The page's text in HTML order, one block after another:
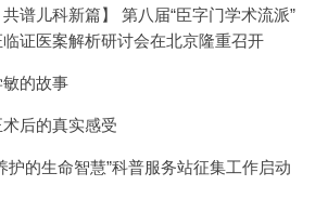
共谱儿科新篇】 第八届“臣字门学术流派”
证医案解析研讨会在北京隆重召开
的故事
后的真实感受
的生命智慧”科普服务站征集工作启动